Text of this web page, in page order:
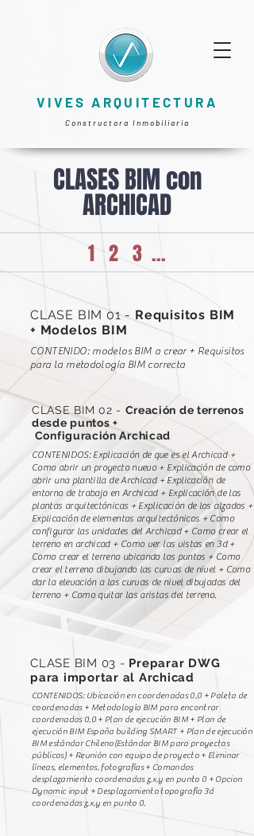
VIVES ARQUITECTURA
Constructora Inmobiliaria
CLASES BIM con
ARCHICAD
1 2 3 ...
CLASE BIM 01 - Requisitos BIM
+ Modelos BIM
CONTENIDO: modelos BIM a crear + Requisitos
para la metodología BIM correcta
CLASE BIM 02 - Creación de terrenos
desde puntos +
Configuración Archicad
CONTENIDOS: Explicación de que es el Archicad +
Como abrir un proyecto nuevo + Explicación de como
abrir una plantilla de Archicad + Explicación de
entorno de trabajo en Archicad + Explicación de las
plantas arquitectónicas + Explicación de los alzados +
Explicación de elementos arquitectónicos + Como
configurar las unidades del Archicad + Como crear el
terreno en archicad + Como ver las vistas en 3d +
Como crear el terreno ubicando los puntos + Como
crear el terreno dibujando las curvas de nivel + Como
dar la elevación a las curvas de nivel dibujadas del
terreno + Como quitar las aristas del terreno.
CLASE BIM 03 - Preparar DWG
para importar al Archicad
CONTENIDOS: Ubicación en coordenadas 0,0 + Paleta de
coordenadas + Metodología BIM para encontrar
coordenadas 0,0 + Plan de ejecución BIM + Plan de
ejecución BIM España building SMART + Plan de ejecución
BIM estándar Chileno(Estándar BIM para proyectos
públicos) + Reunión con equipo de proyecto + Eliminar
líneas, elementos, fotografías + Comandos
desplazamiento coordenadas z,x,y en punto 0 + Opcion
Dynamic input + Desplazamiento topografía 3d
coordenadas z,x,y en punto 0.